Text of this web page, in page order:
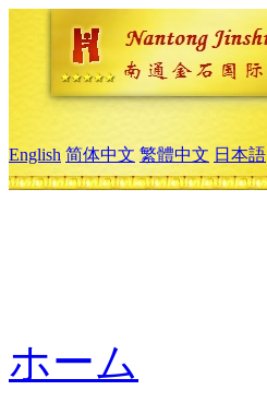
English 简体中文 繁體中文 日本語
ホーム